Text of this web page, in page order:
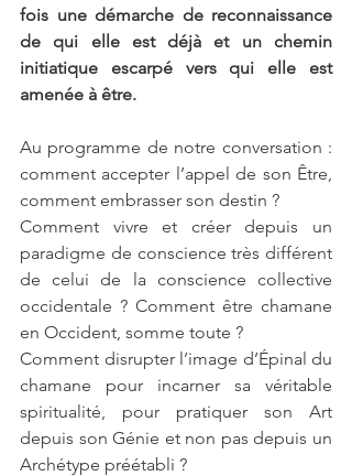
fois une démarche de reconnaissance
de qui elle est déjà et un chemin
initiatique escarpé vers qui elle est
amenée à être.
Au programme de notre conversation :
comment accepter l’appel de son Être,
comment embrasser son destin ?
Comment vivre et créer depuis un
paradigme de conscience très différent
de celui de la conscience collective
occidentale ? Comment être chamane
en Occident, somme toute ?
Comment disrupter l’image d’Épinal du
chamane pour incarner sa véritable
spiritualité, pour pratiquer son Art
depuis son Génie et non pas depuis un
Archétype préétabli ?